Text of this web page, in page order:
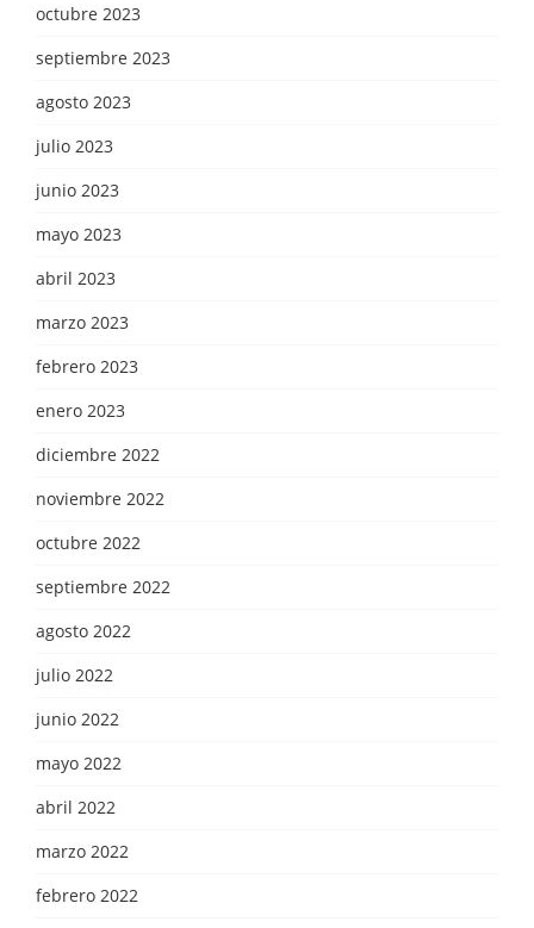
octubre 2023
septiembre 2023
agosto 2023
julio 2023
junio 2023
mayo 2023
abril 2023
marzo 2023
febrero 2023
enero 2023
diciembre 2022
noviembre 2022
octubre 2022
septiembre 2022
agosto 2022
julio 2022
junio 2022
mayo 2022
abril 2022
marzo 2022
febrero 2022